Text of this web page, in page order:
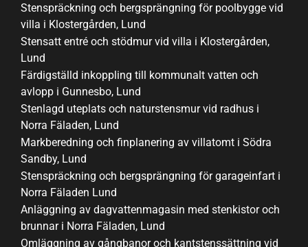
Stenspräckning och bergsprängning för poolbygge vid
villa i Klostergården, Lund
Stensatt entré och stödmur vid villa i Klostergården,
Lund
Färdigställd inkoppling till kommunalt vatten och
avlopp i Gunnesbo, Lund
Stenlagd uteplats och naturstensmur vid radhus i
Norra Fäladen, Lund
Markberedning och finplanering av villatomt i Södra
Sandby, Lund
Stenspräckning och bergsprängning för garageinfart i
Norra Fäladen Lund
Anläggning av dagvattenmagasin med stenkistor och
brunnar i Norra Fäladen, Lund
Omläggning av gångbanor och kantstenssättning vid